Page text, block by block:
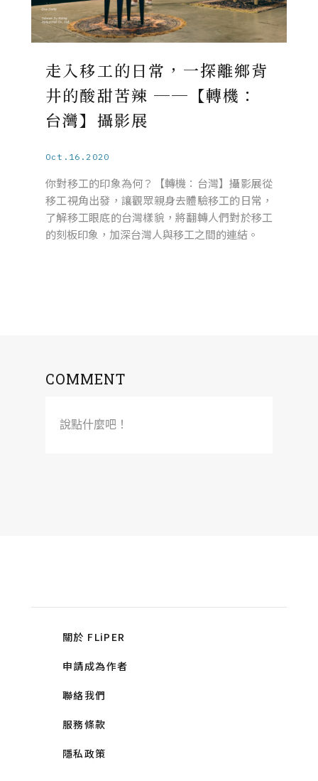
走入移工的日常，一探離鄉背
井的酸甜苦辣 ──【轉機：
台灣】攝影展
Oct.16.2020
你對移工的印象為何？【轉機：台灣】攝影展從
移工視角出發，讓觀眾親身去體驗移工的日常，
了解移工眼底的台灣樣貌，將翻轉人們對於移工
的刻板印象，加深台灣人與移工之間的連結。
COMMENT
說點什麼吧！
關於 FLiPER
申請成為作者
聯絡我們
服務條款
隱私政策